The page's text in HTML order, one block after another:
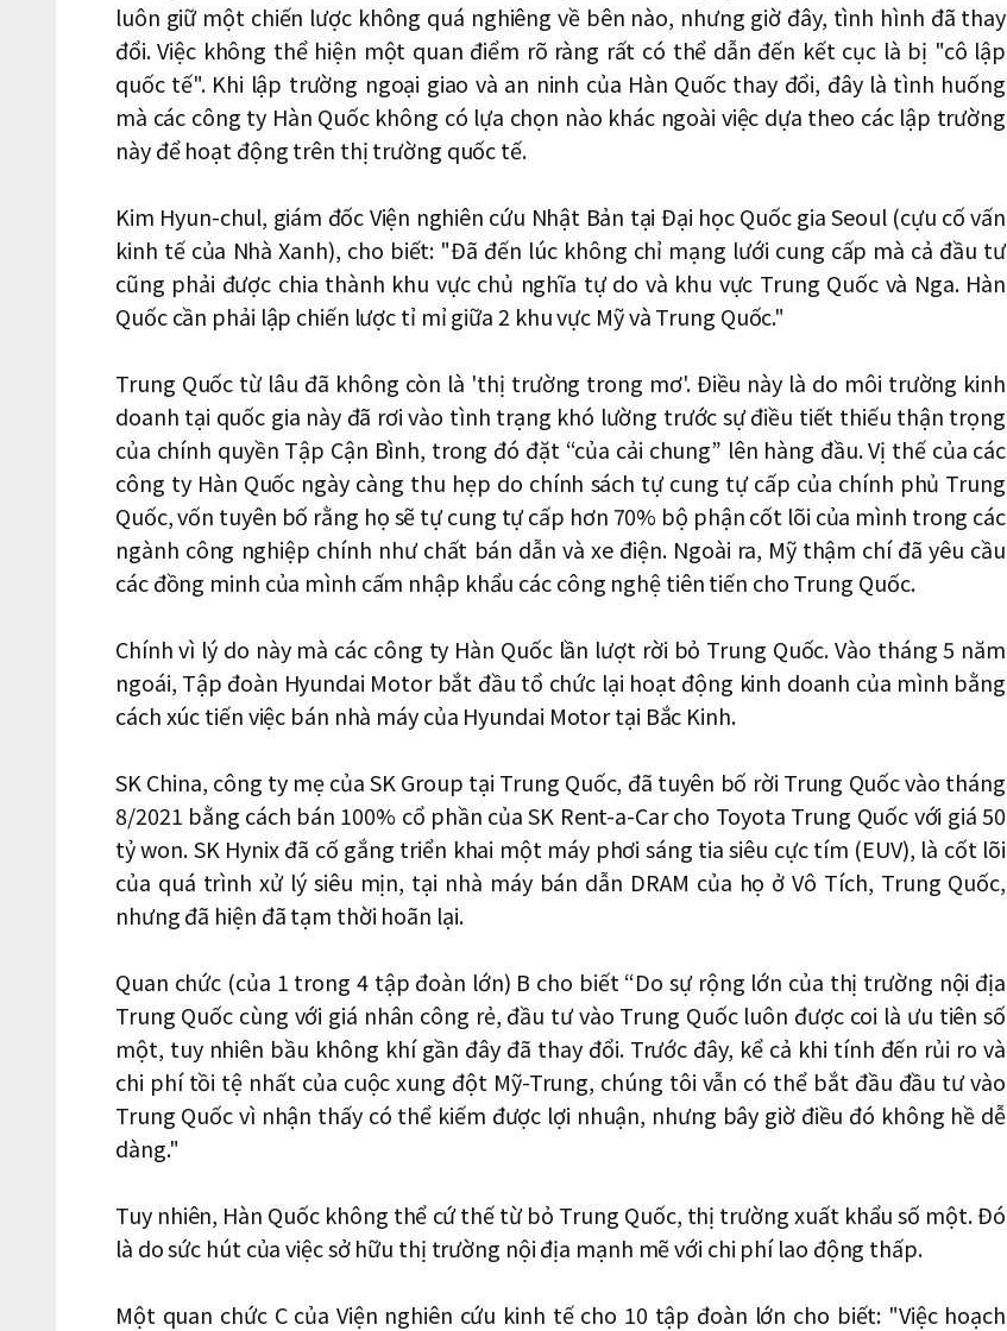
luôn giữ một chiến lược không quá nghiêng về bên nào, nhưng giờ đây, tình hình đã thay
đổi. Việc không thể hiện một quan điểm rõ ràng rất có thể dẫn đến kết cục là bị "cô lập
quốc tế". Khi lập trường ngoại giao và an ninh của Hàn Quốc thay đổi, đây là tình huống
mà các công ty Hàn Quốc không có lựa chọn nào khác ngoài việc dựa theo các lập trường
này để hoạt động trên thị trường quốc tế.
Kim Hyun-chul, giám đốc Viện nghiên cứu Nhật Bản tại Đại học Quốc gia Seoul (cựu cố vấn
kinh tế của Nhà Xanh), cho biết: "Đã đến lúc không chỉ mạng lưới cung cấp mà cả đầu tư
cũng phải được chia thành khu vực chủ nghĩa tự do và khu vực Trung Quốc và Nga. Hàn
Quốc cần phải lập chiến lược tỉ mỉ giữa 2 khu vực Mỹ và Trung Quốc."
Trung Quốc từ lâu đã không còn là 'thị trường trong mơ'. Điều này là do môi trường kinh
doanh tại quốc gia này đã rơi vào tình trạng khó lường trước sự điều tiết thiếu thận trọng
của chính quyền Tập Cận Bình, trong đó đặt “của cải chung” lên hàng đầu. Vị thế của các
công ty Hàn Quốc ngày càng thu hẹp do chính sách tự cung tự cấp của chính phủ Trung
Quốc, vốn tuyên bố rằng họ sẽ tự cung tự cấp hơn 70% bộ phận cốt lõi của mình trong các
ngành công nghiệp chính như chất bán dẫn và xe điện. Ngoài ra, Mỹ thậm chí đã yêu cầu
các đồng minh của mình cấm nhập khẩu các công nghệ tiên tiến cho Trung Quốc.
Chính vì lý do này mà các công ty Hàn Quốc lần lượt rời bỏ Trung Quốc. Vào tháng 5 năm
ngoái, Tập đoàn Hyundai Motor bắt đầu tổ chức lại hoạt động kinh doanh của mình bằng
cách xúc tiến việc bán nhà máy của Hyundai Motor tại Bắc Kinh.
SK China, công ty mẹ của SK Group tại Trung Quốc, đã tuyên bố rời Trung Quốc vào tháng
8/2021 bằng cách bán 100% cổ phần của SK Rent-a-Car cho Toyota Trung Quốc với giá 50
tỷ won. SK Hynix đã cố gắng triển khai một máy phơi sáng tia siêu cực tím (EUV), là cốt lõi
của quá trình xử lý siêu mịn, tại nhà máy bán dẫn DRAM của họ ở Vô Tích, Trung Quốc,
nhưng đã hiện đã tạm thời hoãn lại.
Quan chức (của 1 trong 4 tập đoàn lớn) B cho biết “Do sự rộng lớn của thị trường nội địa
Trung Quốc cùng với giá nhân công rẻ, đầu tư vào Trung Quốc luôn được coi là ưu tiên số
một, tuy nhiên bầu không khí gần đây đã thay đổi. Trước đây, kể cả khi tính đến rủi ro và
chi phí tồi tệ nhất của cuộc xung đột Mỹ-Trung, chúng tôi vẫn có thể bắt đầu đầu tư vào
Trung Quốc vì nhận thấy có thể kiếm được lợi nhuận, nhưng bây giờ điều đó không hề dễ
dàng."
Tuy nhiên, Hàn Quốc không thể cứ thế từ bỏ Trung Quốc, thị trường xuất khẩu số một. Đó
là do sức hút của việc sở hữu thị trường nội địa mạnh mẽ với chi phí lao động thấp.
Một quan chức C của Viện nghiên cứu kinh tế cho 10 tập đoàn lớn cho biết: "Việc hoạch